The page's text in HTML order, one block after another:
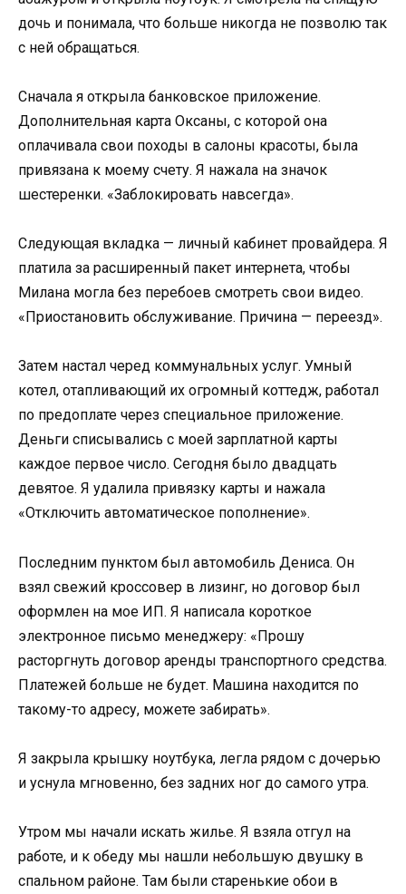
дочь и понимала, что больше никогда не позволю так
с ней обращаться.
Сначала я открыла банковское приложение.
Дополнительная карта Оксаны, с которой она
оплачивала свои походы в салоны красоты, была
привязана к моему счету. Я нажала на значок
шестеренки. «Заблокировать навсегда».
Следующая вкладка — личный кабинет провайдера. Я
платила за расширенный пакет интернета, чтобы
Милана могла без перебоев смотреть свои видео.
«Приостановить обслуживание. Причина — переезд».
Затем настал черед коммунальных услуг. Умный
котел, отапливающий их огромный коттедж, работал
по предоплате через специальное приложение.
Деньги списывались с моей зарплатной карты
каждое первое число. Сегодня было двадцать
девятое. Я удалила привязку карты и нажала
«Отключить автоматическое пополнение».
Последним пунктом был автомобиль Дениса. Он
взял свежий кроссовер в лизинг, но договор был
оформлен на мое ИП. Я написала короткое
электронное письмо менеджеру: «Прошу
расторгнуть договор аренды транспортного средства.
Платежей больше не будет. Машина находится по
такому-то адресу, можете забирать».
Я закрыла крышку ноутбука, легла рядом с дочерью
и уснула мгновенно, без задних ног до самого утра.
Утром мы начали искать жилье. Я взяла отгул на
работе, и к обеду мы нашли небольшую двушку в
спальном районе. Там были старенькие обои в